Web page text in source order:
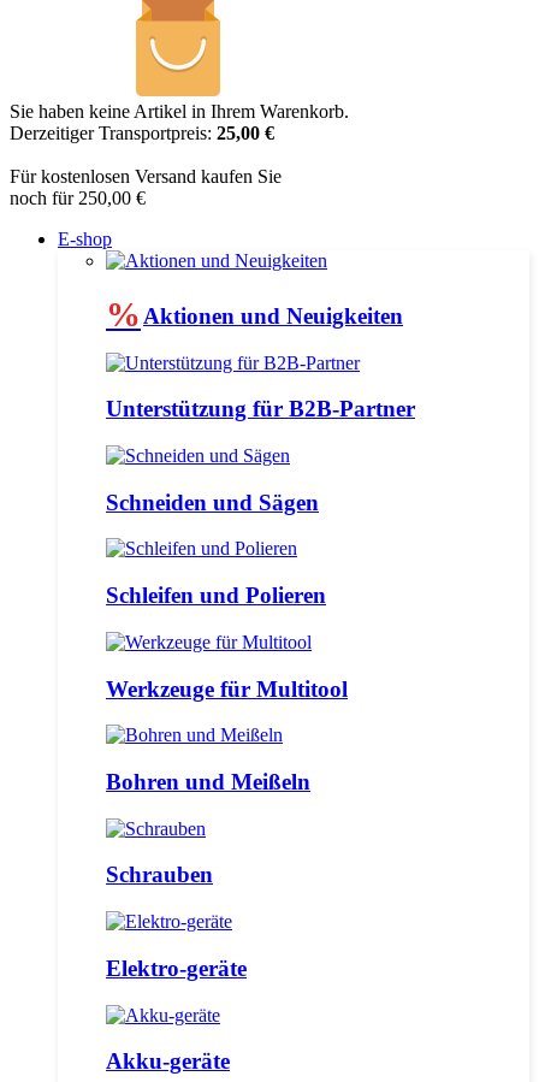
Sie haben keine Artikel in Ihrem Warenkorb.
Derzeitiger Transportpreis: 25,00 €
Für kostenlosen Versand kaufen Sie
noch für 250,00 €
E-shop
% Aktionen und Neuigkeiten
Unterstützung für B2B-Partner
Schneiden und Sägen
Schleifen und Polieren
Werkzeuge für Multitool
Bohren und Meißeln
Schrauben
Elektro-geräte
Akku-geräte